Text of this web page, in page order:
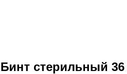
Бинт стерильный